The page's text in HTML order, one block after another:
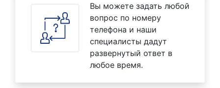
Вы можете задать любой
вопрос по номеру
телефона и наши
специалисты дадут
развернутый ответ в
любое время.